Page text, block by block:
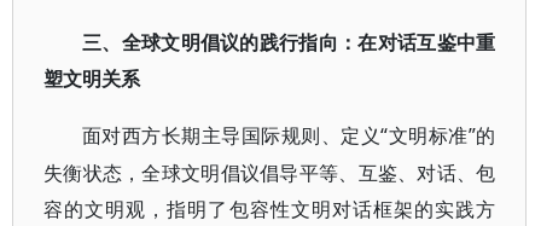
三、全球文明倡议的践行指向：在对话互鉴中重
塑文明关系
面对西方长期主导国际规则、定义“文明标准”的
失衡状态，全球文明倡议倡导平等、互鉴、对话、包
容的文明观，指明了包容性文明对话框架的实践方